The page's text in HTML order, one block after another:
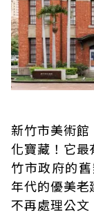
新竹市美術
化寶藏！它
竹市政府的
年代的優美
不再處理公文